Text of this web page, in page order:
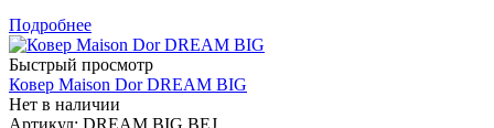
Подробнее
Быстрый просмотр
Ковер Maison Dor DREAM BIG
Нет в наличии
Артикул: DREAM BIG BEJ